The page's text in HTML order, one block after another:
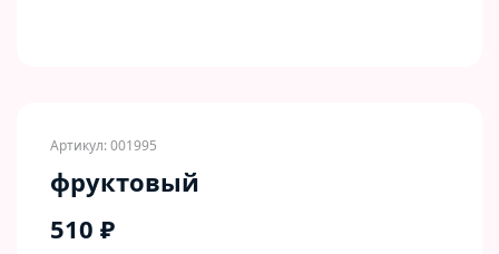
Артикул: 001995
фруктовый
510 ₽